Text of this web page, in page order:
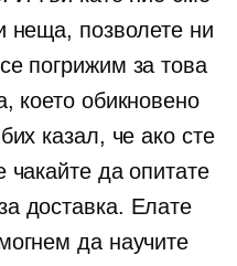
неща, позволете ни
погрижим за това
което обикновено
казал, че ако сте
да опитате
доставка. Елате
да научите